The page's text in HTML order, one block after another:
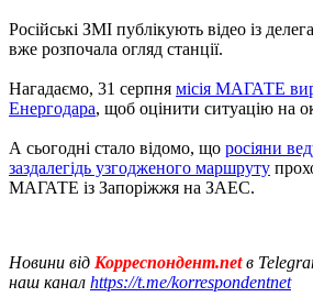
Російські ЗМІ публікують відео із
вже розпочала огляд станції.
Нагадаємо, 31 серпня місія МАГАТЕ
Енергодара, щоб оцінити ситуацію на
А сьогодні стало відомо, що росіяни
заздалегідь узгодженого маршруту
МАГАТЕ із Запоріжжя на ЗАЕС.
Новини від Корреспондент.netв
наш канал https://t.me/korrespondentnet